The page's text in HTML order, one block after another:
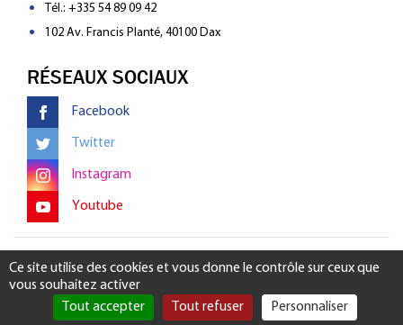
Rechercher
Tél.: +335 54 89 09 42
102 Av. Francis Planté, 40100 Dax
RÉSEAUX SOCIAUX
Facebook
Twitter
Instagram
Youtube
Mentions légales -Gérer mon consentement
Ce site utilise des cookies et vous donne le contrôle sur ceux que
vous souhaitez activer
Tout accepter
Tout refuser Personnaliser